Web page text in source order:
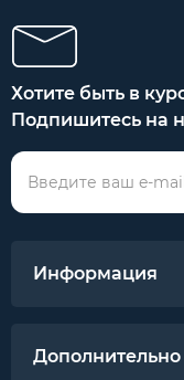
Хотите быть в
Подпишитесь на
Информация
Дополнительно